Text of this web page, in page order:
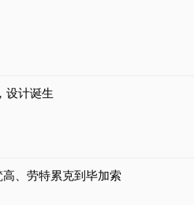
设计诞生
、劳特累克到毕加索